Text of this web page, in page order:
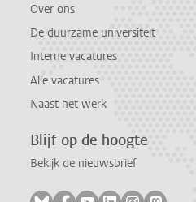
Over ons
De duurzame universiteit
Interne vacatures
Alle vacatures
Naast het werk
Blijf op de hoogte
Bekijk de nieuwsbrief